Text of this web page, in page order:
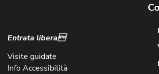
Entrata libera
Visite guidate
Info Accessibilità